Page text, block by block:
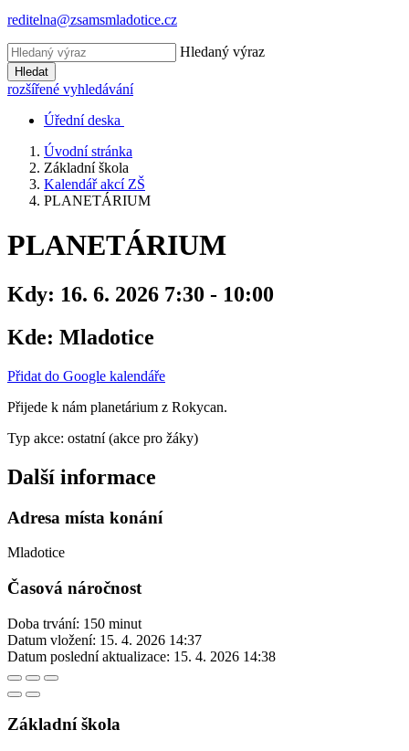
reditelna@zsamsmladotice.cz
Hledaný výraz
Hledat
rozšířené vyhledávání
Úřední deska
Úvodní stránka
Základní škola
Kalendář akcí ZŠ
PLANETÁRIUM
PLANETÁRIUM
Kdy: 16. 6. 2026 7:30 - 10:00
Kde: Mladotice
Přidat do Google kalendáře
Přijede k nám planetárium z Rokycan.
Typ akce: ostatní (akce pro žáky)
Další informace
Adresa místa konání
Mladotice
Časová náročnost
Doba trvání: 150 minut
Datum vložení: 15. 4. 2026 14:37
Datum poslední aktualizace: 15. 4. 2026 14:38
Základní škola